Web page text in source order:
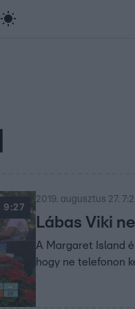
Most Wanted
9:27
2019. augusztus 27.
Lábas Viki
A Margaret Island
hogy ne telefonon